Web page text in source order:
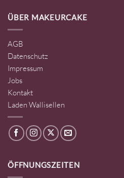
ÜBER MAKEURCAKE
AGB
Datenschutz
Impressum
Jobs
Kontakt
Laden Wallisellen
ÖFFNUNGSZEITEN